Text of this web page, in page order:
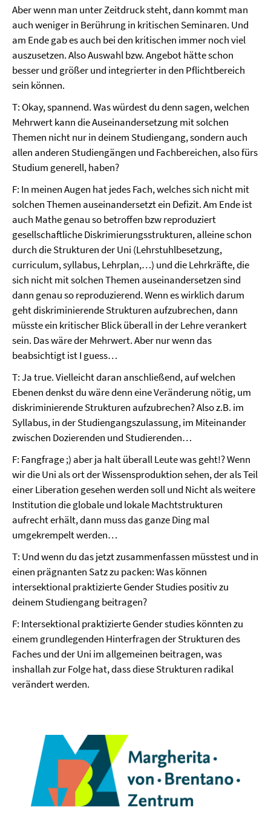
Aber wenn man unter Zeitdruck steht, dann kommt man
auch weniger in Berührung in kritischen Seminaren. Und
am Ende gab es auch bei den kritischen immer noch viel
auszusetzen. Also Auswahl bzw. Angebot hätte schon
besser und größer und integrierter in den Pflichtbereich
sein können.
T: Okay, spannend. Was würdest du denn sagen, welchen
Mehrwert kann die Auseinandersetzung mit solchen
Themen nicht nur in deinem Studiengang, sondern auch
allen anderen Studiengängen und Fachbereichen, also fürs
Studium generell, haben?
F: In meinen Augen hat jedes Fach, welches sich nicht mit
solchen Themen auseinandersetzt ein Defizit. Am Ende ist
auch Mathe genau so betroffen bzw reproduziert
gesellschaftliche Diskrimierungsstrukturen, alleine schon
durch die Strukturen der Uni (Lehrstuhlbesetzung,
curriculum, syllabus, Lehrplan,…) und die Lehrkräfte, die
sich nicht mit solchen Themen auseinandersetzen sind
dann genau so reproduzierend. Wenn es wirklich darum
geht diskriminierende Strukturen aufzubrechen, dann
müsste ein kritischer Blick überall in der Lehre verankert
sein. Das wäre der Mehrwert. Aber nur wenn das
beabsichtigt ist I guess…
T: Ja true. Vielleicht daran anschließend, auf welchen
Ebenen denkst du wäre denn eine Veränderung nötig, um
diskriminierende Strukturen aufzubrechen? Also z.B. im
Syllabus, in der Studiengangszulassung, im Miteinander
zwischen Dozierenden und Studierenden…
F: Fangfrage ;) aber ja halt überall Leute was geht!? Wenn
wir die Uni als ort der Wissensproduktion sehen, der als Teil
einer Liberation gesehen werden soll und Nicht als weitere
Institution die globale und lokale Machtstrukturen
aufrecht erhält, dann muss das ganze Ding mal
umgekrempelt werden…
T: Und wenn du das jetzt zusammenfassen müsstest und in
einen prägnanten Satz zu packen: Was können
intersektional praktizierte Gender Studies positiv zu
deinem Studiengang beitragen?
F: Intersektional praktizierte Gender studies könnten zu
einem grundlegenden Hinterfragen der Strukturen des
Faches und der Uni im allgemeinen beitragen, was
inshallah zur Folge hat, dass diese Strukturen radikal
verändert werden.